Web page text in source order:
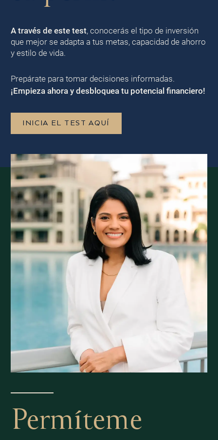
A través de este test, conocerás el tipo de inversión
que mejor se adapta a tus metas, capacidad de ahorro
y estilo de vida.
Prepárate para tomar decisiones informadas.
¡Empieza ahora y desbloquea tu potencial financiero!
INICIA EL TEST AQUÍ
Permíteme